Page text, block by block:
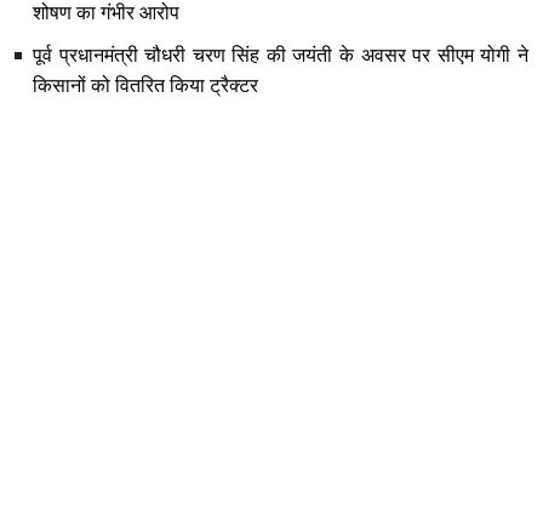
शोषण का गंभीर आरोप
पूर्व प्रधानमंत्री चौधरी चरण सिंह की जयंती के अवसर पर सीएम योगी ने
किसानों को वितरित किया ट्रैक्टर